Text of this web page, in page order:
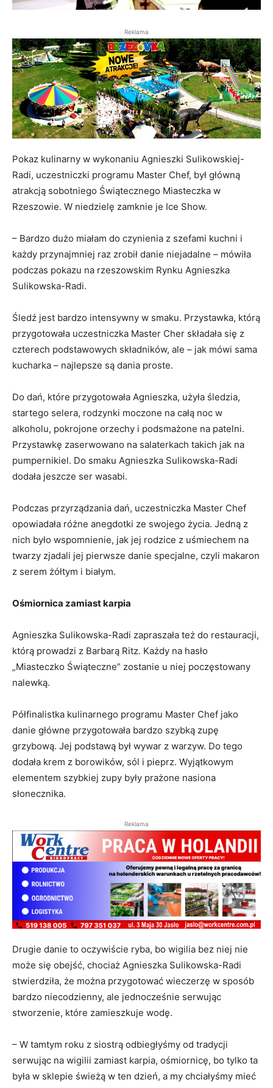
Reklama
Pokaz kulinarny w wykonaniu Agnieszki Sulikowskiej-
Radi, uczestniczki programu Master Chef, był główną
atrakcją sobotniego Świątecznego Miasteczka w
Rzeszowie. W niedzielę zamknie je Ice Show.
– Bardzo dużo miałam do czynienia z szefami kuchni i
każdy przynajmniej raz zrobił danie niejadalne – mówiła
podczas pokazu na rzeszowskim Rynku Agnieszka
Sulikowska-Radi.
Śledź jest bardzo intensywny w smaku. Przystawka, którą
przygotowała uczestniczka Master Cher składała się z
czterech podstawowych składników, ale – jak mówi sama
kucharka – najlepsze są dania proste.
Do dań, które przygotowała Agnieszka, użyła śledzia,
startego selera, rodzynki moczone na całą noc w
alkoholu, pokrojone orzechy i podsmażone na patelni.
Przystawkę zaserwowano na salaterkach takich jak na
pumpernikiel. Do smaku Agnieszka Sulikowska-Radi
dodała jeszcze ser wasabi.
Podczas przyrządzania dań, uczestniczka Master Chef
opowiadała różne anegdotki ze swojego życia. Jedną z
nich było wspomnienie, jak jej rodzice z uśmiechem na
twarzy zjadali jej pierwsze danie specjalne, czyli makaron
z serem żółtym i białym.
Ośmiornica zamiast karpia
Agnieszka Sulikowska-Radi zapraszała też do restauracji,
którą prowadzi z Barbarą Ritz. Każdy na hasło
„Miasteczko Świąteczne” zostanie u niej poczęstowany
nalewką.
Półfinalistka kulinarnego programu Master Chef jako
danie główne przygotowała bardzo szybką zupę
grzybową. Jej podstawą był wywar z warzyw. Do tego
dodała krem z borowików, sól i pieprz. Wyjątkowym
elementem szybkiej zupy były prażone nasiona
słonecznika.
Reklama
Drugie danie to oczywiście ryba, bo wigilia bez niej nie
może się obejść, chociaż Agnieszka Sulikowska-Radi
stwierdziła, że można przygotować wieczerzę w sposób
bardzo niecodzienny, ale jednocześnie serwując
stworzenie, które zamieszkuje wodę.
– W tamtym roku z siostrą odbiegłyśmy od tradycji
serwując na wigilii zamiast karpia, ośmiornicę, bo tylko ta
była w sklepie świeżą w ten dzień, a my chciałyśmy mieć